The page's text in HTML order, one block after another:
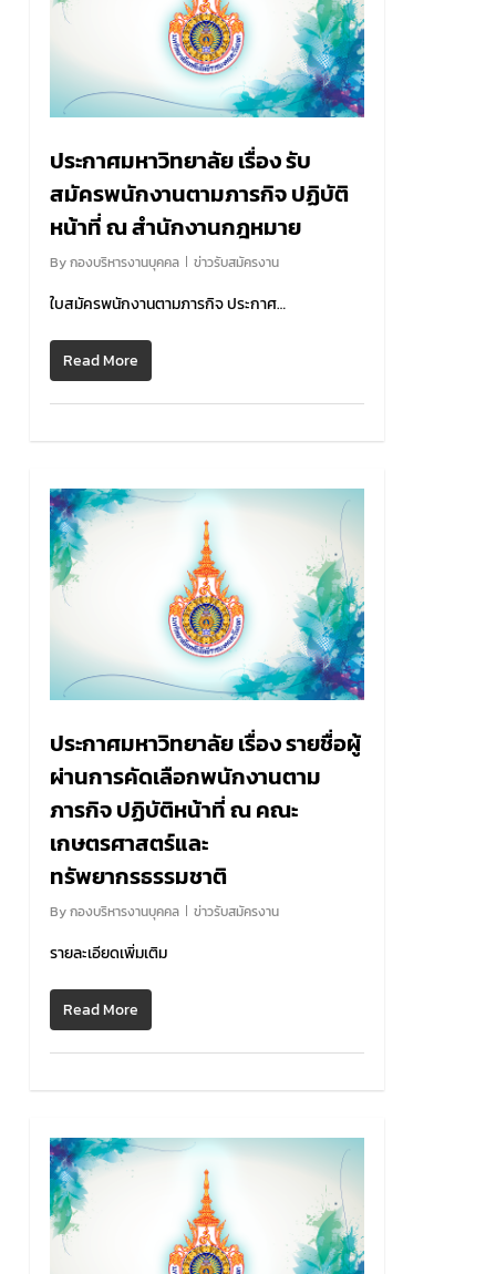
ประกาศมหาวิทยาลัย เรื่อง รับ
สมัครพนักงานตามภารกิจ ปฏิบัติ
หน้าที่ ณ สำนักงานกฎหมาย
Byกองบริหารงานบุคคล ข่าวรับสมัครงาน
ใบสมัครพนักงานตามภารกิจ ประกาศ…
Read More
ประกาศมหาวิทยาลัย เรื่อง รายชื่อผู้
ผ่านการคัดเลือกพนักงานตาม
ภารกิจ ปฏิบัติหน้าที่ ณ คณะ
เกษตรศาสตร์และ
ทรัพยากรธรรมชาติ
Byกองบริหารงานบุคคล ข่าวรับสมัครงาน
รายละเอียดเพิ่มเติม
Read More
0
0